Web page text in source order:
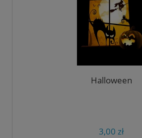
Halloween
3,00 zł